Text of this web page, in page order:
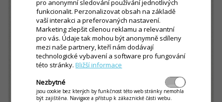
pro anonymní sledování používání jednotlivých
funkcionalit. Perzonalizovat obsah na základě
vaší interakci a preferovaných nastavení.
Marketing zlepšit cílenou reklamu a relevantní
pro vás. Údaje tak mohou být anonymně sdíleny
mezi naše partnery, kteří nám dodávají
technologické vybavení a software pro fungování
této stránky.Bližší informace
Nezbytné
jsou cookie bez kterých by funkčnost této web stránky nemohla
být zajištěna. Navigace a přístup k zákaznické části webu.